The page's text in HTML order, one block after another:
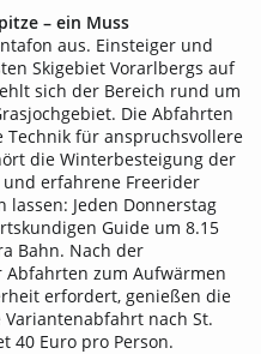
– ein Muss
aus. Einsteiger und
Skigebiet Vorarlbergs auf
sich der Bereich rund um
Die Abfahrten
für anspruchsvollere
die Winterbesteigung der
erfahrene Freerider
Jeden Donnerstag
Guide um 8.15
Bahn. Nach der
zum Aufwärmen
erfordert, genießen die
nach St.
40 Euro pro Person.